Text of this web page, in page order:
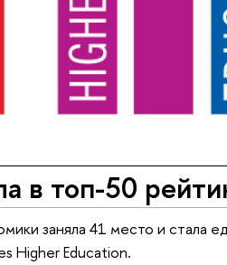
топ-50
заняла 41 место и стала
Higher Education.